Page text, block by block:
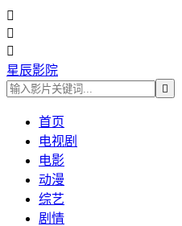



星辰影院

首页
电视剧
电影
动漫
综艺
剧情